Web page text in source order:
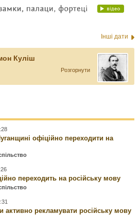
Інші дати
Куліш
Розгорнути
офіційно переходити на
переходить на російську мову
активно рекламувати російську мову